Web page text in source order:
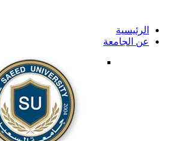
الرئيسية
عن الجامعة